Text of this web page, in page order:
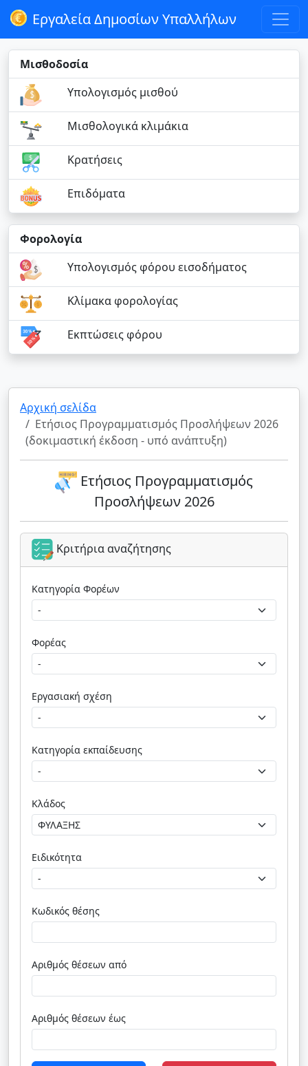
Εργαλεία Δημοσίων Υπαλλήλων
Μισθοδοσία
Υπολογισμός μισθού
Μισθολογικά κλιμάκια
Κρατήσεις
Επιδόματα
Φορολογία
Υπολογισμός φόρου εισοδήματος
Κλίμακα φορολογίας
Εκπτώσεις φόρου
Αρχική σελίδα
Ετήσιος Προγραμματισμός Προσλήψεων 2026
(δοκιμαστική έκδοση - υπό ανάπτυξη)
Ετήσιος Προγραμματισμός
Προσλήψεων 2026
Κριτήρια αναζήτησης
Κατηγορία Φορέων
Φορέας
Εργασιακή σχέση
Κατηγορία εκπαίδευσης
Κλάδος
Ειδικότητα
Κωδικός θέσης
Αριθμός θέσεων από
Αριθμός θέσεων έως